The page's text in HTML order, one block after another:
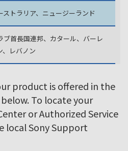
ストラリア、ニュージーランド
ブ首長国連邦、カタール、バーレ
、レバノン
product is offered in the
To locate your
or Authorized Service
local Sony Support